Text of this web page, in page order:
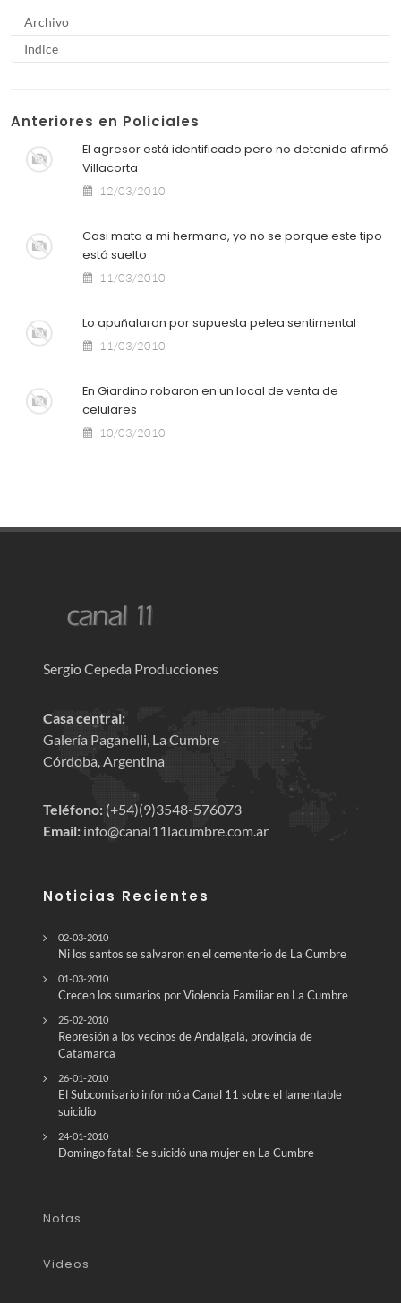
Archivo
Indice
Anteriores en Policiales
El agresor está identificado pero no detenido afirmó
Villacorta
12/03/2010
Casi mata a mi hermano, yo no se porque este tipo
está suelto
11/03/2010
Lo apuñalaron por supuesta pelea sentimental
11/03/2010
En Giardino robaron en un local de venta de
celulares
10/03/2010
Sergio Cepeda Producciones
Casa central:
Galería Paganelli, La Cumbre
Córdoba, Argentina
Teléfono: (+54)(9)3548-576073
Email: info@canal11lacumbre.com.ar
Noticias Recientes
02-03-2010
Ni los santos se salvaron en el cementerio de La Cumbre
01-03-2010
Crecen los sumarios por Violencia Familiar en La Cumbre
25-02-2010
Represión a los vecinos de Andalgalá, provincia de
Catamarca
26-01-2010
El Subcomisario informó a Canal 11 sobre el lamentable
suicidio
24-01-2010
Domingo fatal: Se suicidó una mujer en La Cumbre
Notas
Videos